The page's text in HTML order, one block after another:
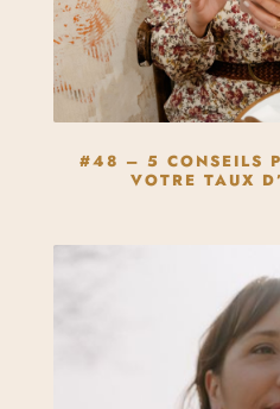
#48 – 5 CONSEILS
VOTRE TAUX